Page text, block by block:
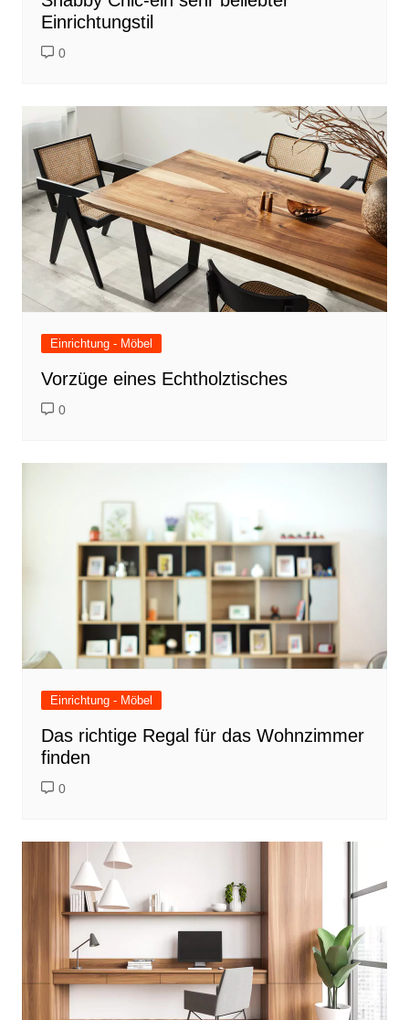
Einrichtungstil
0
Einrichtung - Möbel
Vorzüge eines Echtholztisches
0
Einrichtung - Möbel
Das richtige Regal für das Wohnzimmer
finden
0